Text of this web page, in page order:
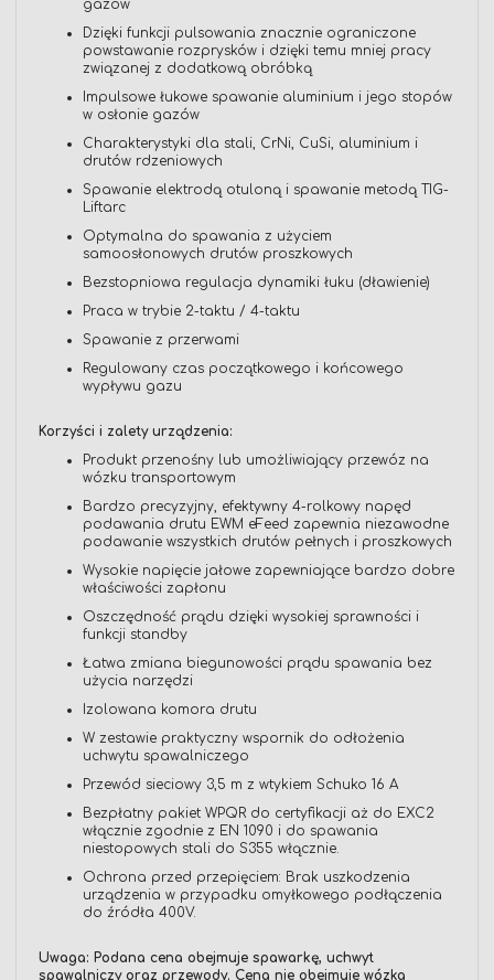
gazów
Dzięki funkcji pulsowania znacznie ograniczone
powstawanie rozprysków i dzięki temu mniej pracy
związanej z dodatkową obróbką
Impulsowe łukowe spawanie aluminium i jego stopów
w osłonie gazów
Charakterystyki dla stali, CrNi, CuSi, aluminium i
drutów rdzeniowych
Spawanie elektrodą otuloną i spawanie metodą TIG-
Liftarc
Optymalna do spawania z użyciem
samoosłonowych drutów proszkowych
Bezstopniowa regulacja dynamiki łuku (dławienie)
Praca w trybie 2-taktu / 4-taktu
Spawanie z przerwami
Regulowany czas początkowego i końcowego
wypływu gazu
Korzyści i zalety urządzenia:
Produkt przenośny lub umożliwiający przewóz na
wózku transportowym
Bardzo precyzyjny, efektywny 4-rolkowy napęd
podawania drutu EWM eFeed zapewnia niezawodne
podawanie wszystkich drutów pełnych i proszkowych
Wysokie napięcie jałowe zapewniające bardzo dobre
właściwości zapłonu
Oszczędność prądu dzięki wysokiej sprawności i
funkcji standby
Łatwa zmiana biegunowości prądu spawania bez
użycia narzędzi
Izolowana komora drutu
W zestawie praktyczny wspornik do odłożenia
uchwytu spawalniczego
Przewód sieciowy 3,5 m z wtykiem Schuko 16 A
Bezpłatny pakiet WPQR do certyfikacji aż do EXC2
włącznie zgodnie z EN 1090 i do spawania
niestopowych stali do S355 włącznie.
Ochrona przed przepięciem: Brak uszkodzenia
urządzenia w przypadku omyłkowego podłączenia
do źródła 400V.
Uwaga: Podana cena obejmuje spawarkę, uchwyt
spawalniczy oraz przewody. Cena nie obejmuje wózka